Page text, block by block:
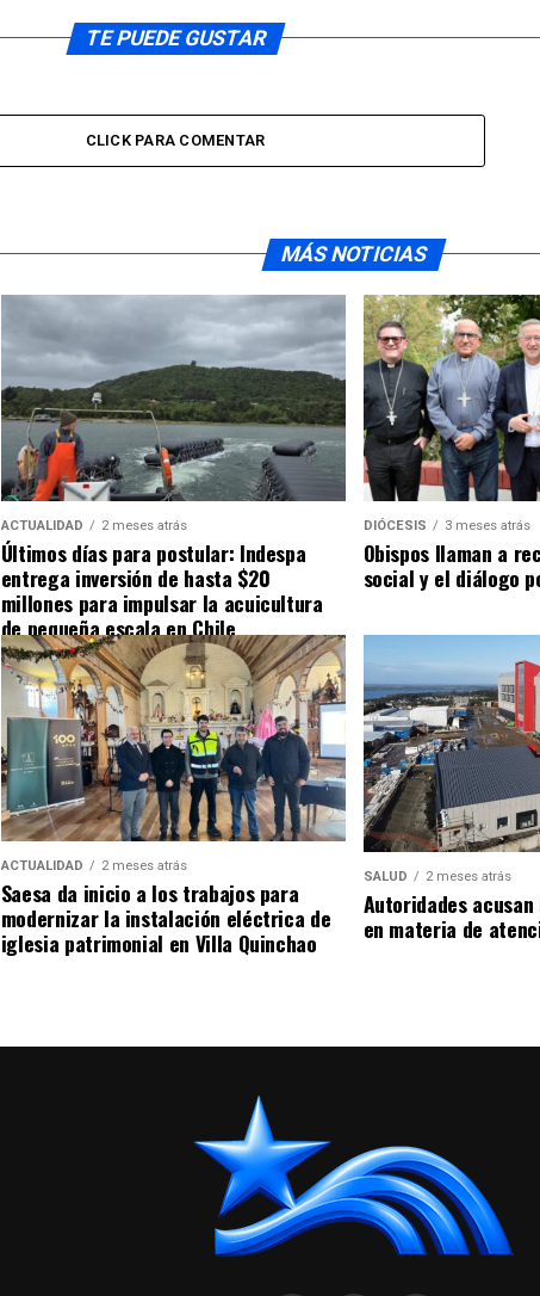
TE PUEDE GUSTAR
CLICK PARA COMENTAR
MÁS NOTICIAS
ACTUALIDAD 2 meses atrás
Últimos días para postular: Indespa
entrega inversión de hasta $20
millones para impulsar la acuicultura
de pequeña escala en Chile
DIÓCESIS 3 meses atrás
Obispos llaman a
social y el diálogo
ACTUALIDAD 2 meses atrás
Saesa da inicio a los trabajos para
modernizar la instalación eléctrica de
iglesia patrimonial en Villa Quinchao
SALUD 2 meses atrás
Autoridades
en materia de